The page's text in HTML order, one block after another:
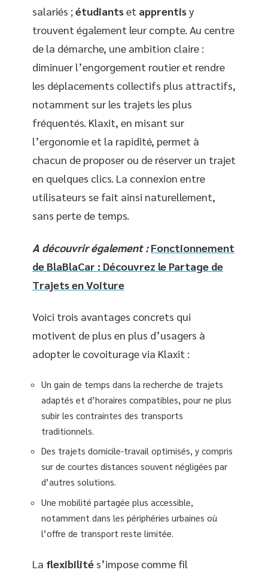
salariés ; étudiantset apprentisy
trouvent également leur compte. Au centre
de la démarche, une ambition claire :
diminuer l’engorgement routier et rendre
les déplacements collectifs plus attractifs,
notamment sur les trajets les plus
fréquentés. Klaxit, en misant sur
l’ergonomie et la rapidité, permet à
chacun de proposer ou de réserver un trajet
en quelques clics. La connexion entre
utilisateurs se fait ainsi naturellement,
sans perte de temps.
A découvrir également : Fonctionnement
de BlaBlaCar : Découvrez le Partage de
Trajets en Voiture
Voici trois avantages concrets qui
motivent de plus en plus d’usagers à
adopter le covoiturage via Klaxit :
Un gain de temps dans la recherche de trajets
adaptés et d’horaires compatibles, pour ne plus
subir les contraintes des transports
traditionnels.
Des trajets domicile-travail optimisés, y compris
sur de courtes distances souvent négligées par
d’autres solutions.
Une mobilité partagée plus accessible,
notamment dans les périphéries urbaines où
l’offre de transport reste limitée.
La flexibilité s’impose comme fil